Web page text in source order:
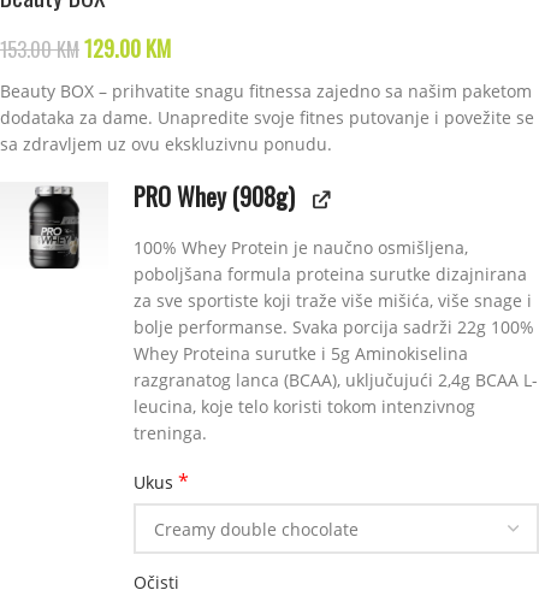
153.00KM129.00KM
Beauty BOX – prihvatite snagu fitnessa zajedno sa našim paketom
dodataka za dame. Unapredite svoje fitnes putovanje i povežite se
sa zdravljem uz ovu ekskluzivnu ponudu.
PRO Whey (908g)
100% Whey Protein je naučno osmišljena,
poboljšana formula proteina surutke dizajnirana
za sve sportiste koji traže više mišića, više snage i
bolje performanse. Svaka porcija sadrži 22g 100%
Whey Proteina surutke i 5g Aminokiselina
razgranatog lanca (BCAA), uključujući 2,4g BCAA L-
leucina, koje telo koristi tokom intenzivnog
treninga.
Ukus *
Očisti